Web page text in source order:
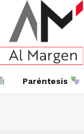
Paréntesis